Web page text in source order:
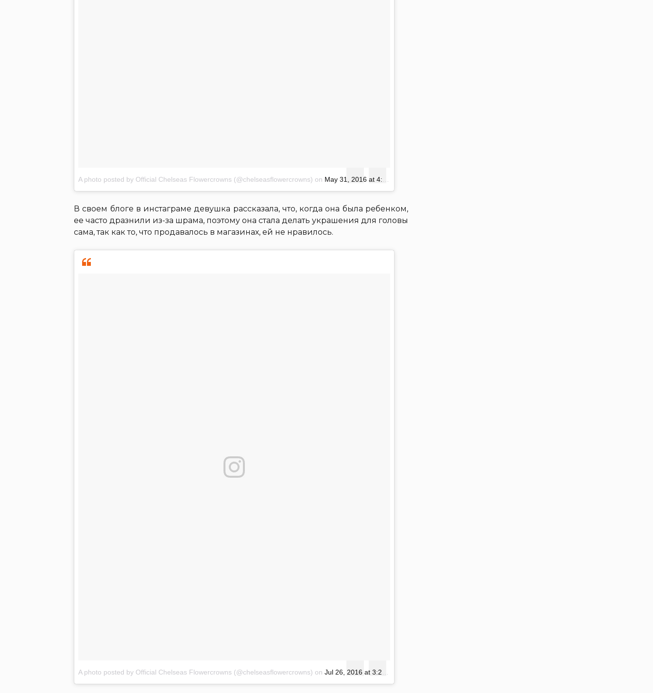
A photo posted by Official Chelseas Flowercrowns (@chelseasflowercrowns) on May 31, 2016 at 4:18pm PDT
В своем блоге в инстаграме девушка рассказала, что, когда она была ребенком,
ее часто дразнили из-за шрама, поэтому она стала делать украшения для головы
сама, так как то, что продавалось в магазинах, ей не нравилось.
A photo posted by Official Chelseas Flowercrowns (@chelseasflowercrowns) on Jul 26, 2016 at 3:25am PDT